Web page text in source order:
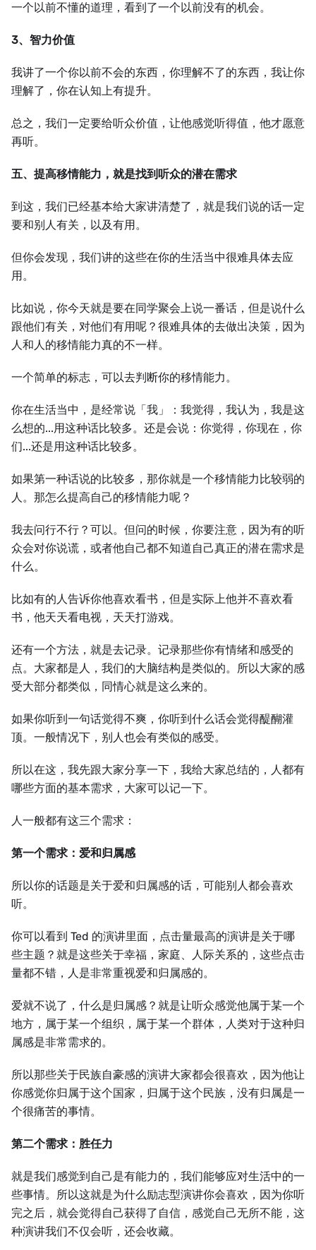
一个以前不懂的道理，看到了一个以前没有的机会。
3、智力价值
我讲了一个你以前不会的东西，你理解不了的东西，我让你
理解了，你在认知上有提升。
总之，我们一定要给听众价值，让他感觉听得值，他才愿意
再听。
五、提高移情能力，就是找到听众的潜在需求
到这，我们已经基本给大家讲清楚了，就是我们说的话一定
要和别人有关，以及有用。
但你会发现，我们讲的这些在你的生活当中很难具体去应
用。
比如说，你今天就是要在同学聚会上说一番话，但是说什么
跟他们有关，对他们有用呢？很难具体的去做出决策，因为
人和人的移情能力真的不一样。
一个简单的标志，可以去判断你的移情能力。
你在生活当中，是经常说「我」：我觉得，我认为，我是这
么想的...用这种话比较多。还是会说：你觉得，你现在，你
们...还是用这种话比较多。
如果第一种话说的比较多，那你就是一个移情能力比较弱的
人。那怎么提高自己的移情能力呢？
我去问行不行？可以。但问的时候，你要注意，因为有的听
众会对你说谎，或者他自己都不知道自己真正的潜在需求是
什么。
比如有的人告诉你他喜欢看书，但是实际上他并不喜欢看
书，他天天看电视，天天打游戏。
还有一个方法，就是去记录。记录那些你有情绪和感受的
点。大家都是人，我们的大脑结构是类似的。所以大家的感
受大部分都类似，同情心就是这么来的。
如果你听到一句话觉得不爽，你听到什么话会觉得醍醐灌
顶。一般情况下，别人也会有类似的感受。
所以在这，我先跟大家分享一下，我给大家总结的，人都有
哪些方面的基本需求，大家可以记一下。
人一般都有这三个需求：
第一个需求：爱和归属感
所以你的话题是关于爱和归属感的话，可能别人都会喜欢
听。
你可以看到 Ted 的演讲里面，点击量最高的演讲是关于哪
些主题？就是这些关于幸福，家庭、人际关系的，这些点击
量都不错，人是非常重视爱和归属感的。
爱就不说了，什么是归属感？就是让听众感觉他属于某一个
地方，属于某一个组织，属于某一个群体，人类对于这种归
属感是非常需求的。
所以那些关于民族自豪感的演讲大家都会很喜欢，因为他让
你感觉你归属于这个国家，归属于这个民族，没有归属是一
个很痛苦的事情。
第二个需求：胜任力
就是我们感觉到自己是有能力的，我们能够应对生活中的一
些事情。所以这就是为什么励志型演讲你会喜欢，因为你听
完之后，就会觉得自己获得了自信，感觉自己无所不能，这
种演讲我们不仅会听，还会收藏。